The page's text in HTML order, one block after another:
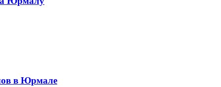
в Юрмале